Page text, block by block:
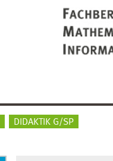
DIDAKTIK G/SP